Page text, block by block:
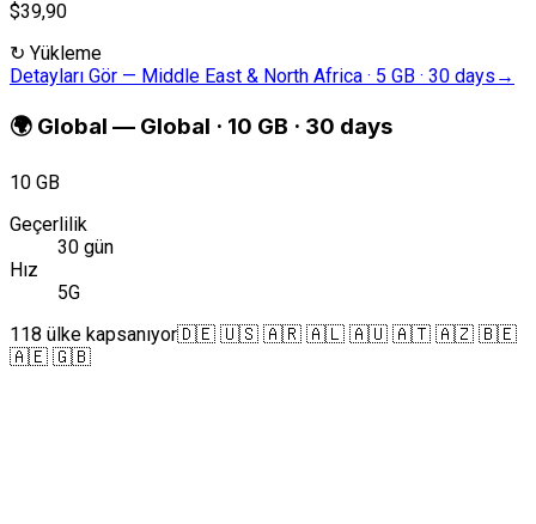
$39,90
↻ Yükleme
Detayları Gör — Middle East & North Africa · 5 GB · 30 days →
🌍 Global — Global · 10 GB · 30 days
10 GB
Geçerlilik
30 gün
Hız
5G
118 ülke kapsanıyor🇩🇪 🇺🇸 🇦🇷 🇦🇱 🇦🇺 🇦🇹 🇦🇿 🇧🇪
🇦🇪 🇬🇧